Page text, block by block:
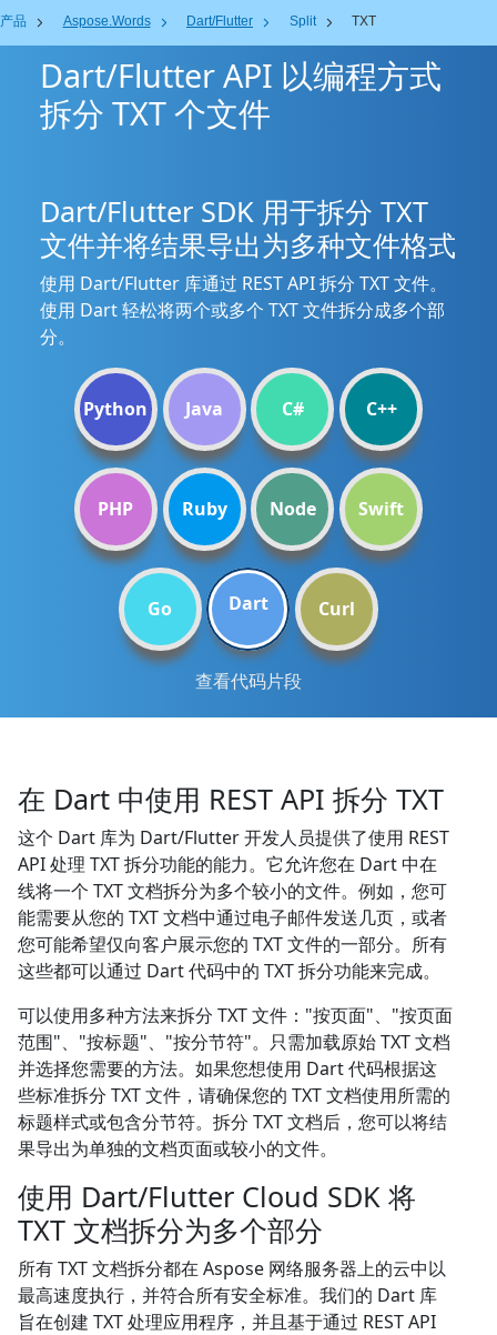
产品 Aspose.Words Dart/Flutter Split TXT
Dart/Flutter API 以编程方式
拆分 TXT 个文件
Dart/Flutter SDK 用于拆分 TXT
文件并将结果导出为多种文件格式
使用 Dart/Flutter 库通过 REST API 拆分 TXT 文件。
使用 Dart 轻松将两个或多个 TXT 文件拆分成多个部
分。
Python Java C# C++
PHP Ruby Node Swift
Go Dart Curl
查看代码片段
在 Dart 中使用 REST API 拆分 TXT
这个 Dart 库为 Dart/Flutter 开发人员提供了使用 REST
API 处理 TXT 拆分功能的能力。它允许您在 Dart 中在
线将一个 TXT 文档拆分为多个较小的文件。例如，您可
能需要从您的 TXT 文档中通过电子邮件发送几页，或者
您可能希望仅向客户展示您的 TXT 文件的一部分。所有
这些都可以通过 Dart 代码中的 TXT 拆分功能来完成。
可以使用多种方法来拆分 TXT 文件："按页面"、"按页面
范围"、"按标题"、"按分节符"。只需加载原始 TXT 文档
并选择您需要的方法。如果您想使用 Dart 代码根据这
些标准拆分 TXT 文件，请确保您的 TXT 文档使用所需的
标题样式或包含分节符。拆分 TXT 文档后，您可以将结
果导出为单独的文档页面或较小的文件。
使用 Dart/Flutter Cloud SDK 将
TXT 文档拆分为多个部分
所有 TXT 文档拆分都在 Aspose 网络服务器上的云中以
最高速度执行，并符合所有安全标准。我们的 Dart 库
旨在创建 TXT 处理应用程序，并且基于通过 REST API